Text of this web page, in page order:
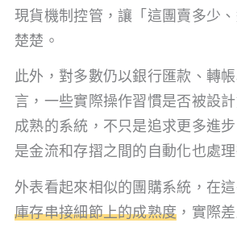
現貨機制控管，讓「這團賣多少
楚楚。
此外，對多數仍以銀行匯款、轉
言，一些實際操作習慣是否被設
成熟的系統，不只是追求更多進
是金流和存摺之間的自動化也處理
外表看起來相似的團購系統，在
庫存串接細節上的成熟度 ，實際